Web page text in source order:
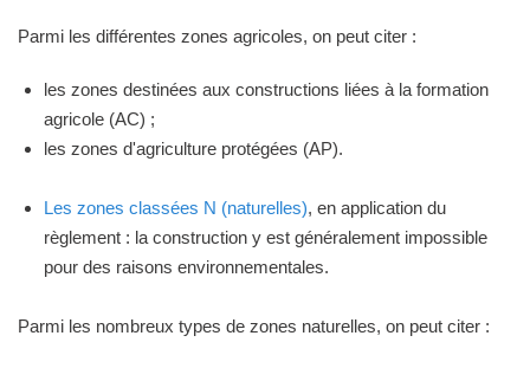
Parmi les différentes zones agricoles, on peut citer :
les zones destinées aux constructions liées à la formation
agricole (AC) ;
les zones d'agriculture protégées (AP).
Les zones classées N (naturelles), en application du
règlement : la construction y est généralement impossible
pour des raisons environnementales.
Parmi les nombreux types de zones naturelles, on peut citer :